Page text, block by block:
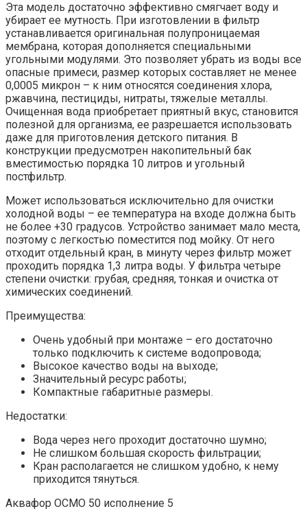
Эта модель достаточно эффективно смягчает воду и
убирает ее мутность. При изготовлении в фильтр
устанавливается оригинальная полупроницаемая
мембрана, которая дополняется специальными
угольными модулями. Это позволяет убрать из воды все
опасные примеси, размер которых составляет не менее
0,0005 микрон – к ним относятся соединения хлора,
ржавчина, пестициды, нитраты, тяжелые металлы.
Очищенная вода приобретает приятный вкус, становится
полезной для организма, ее разрешается использовать
даже для приготовления детского питания. В
конструкции предусмотрен накопительный бак
вместимостью порядка 10 литров и угольный
постфильтр.
Может использоваться исключительно для очистки
холодной воды – ее температура на входе должна быть
не более +30 градусов. Устройство занимает мало места,
поэтому с легкостью поместится под мойку. От него
отходит отдельный кран, в минуту через фильтр может
проходить порядка 1,3 литра воды. У фильтра четыре
степени очистки: грубая, средняя, тонкая и очистка от
химических соединений.
Преимущества:
Очень удобный при монтаже – его достаточно
только подключить к системе водопровода;
Высокое качество воды на выходе;
Значительный ресурс работы;
Компактные габаритные размеры.
Недостатки:
Вода через него проходит достаточно шумно;
Не слишком большая скорость фильтрации;
Кран располагается не слишком удобно, к нему
приходится тянуться.
Аквафор ОСМО 50 исполнение 5